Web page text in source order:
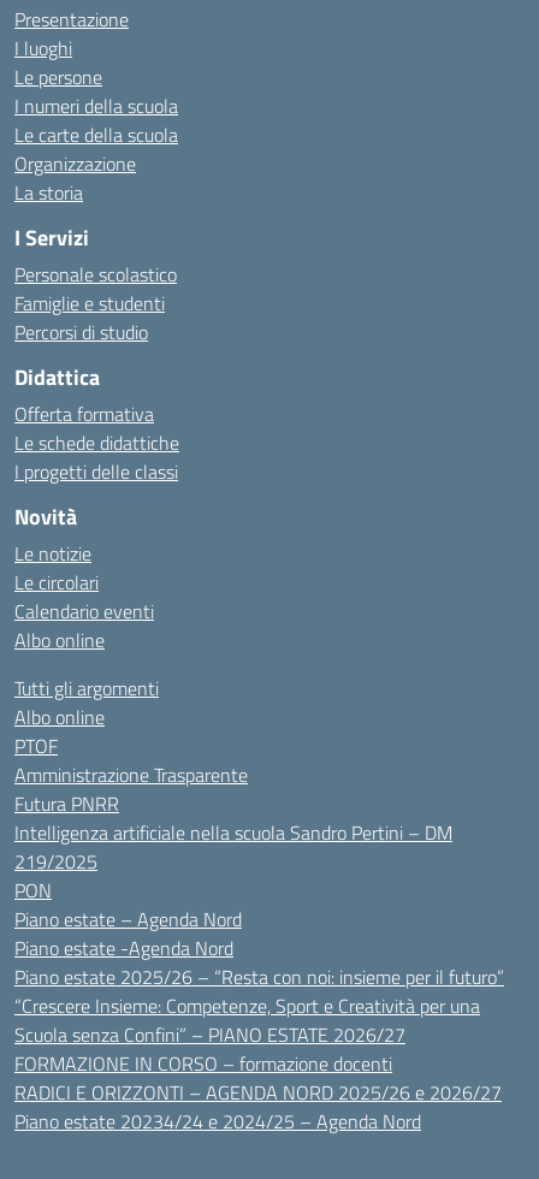
Presentazione
I luoghi
Le persone
I numeri della scuola
Le carte della scuola
Organizzazione
La storia
I Servizi
Personale scolastico
Famiglie e studenti
Percorsi di studio
Didattica
Offerta formativa
Le schede didattiche
I progetti delle classi
Novità
Le notizie
Le circolari
Calendario eventi
Albo online
Tutti gli argomenti
Albo online
PTOF
Amministrazione Trasparente
Futura PNRR
Intelligenza artificiale nella scuola Sandro Pertini – DM
219/2025
PON
Piano estate – Agenda Nord
Piano estate -Agenda Nord
Piano estate 2025/26 – “Resta con noi: insieme per il futuro”
“Crescere Insieme: Competenze, Sport e Creatività per una
Scuola senza Confini” – PIANO ESTATE 2026/27
FORMAZIONE IN CORSO – formazione docenti
RADICI E ORIZZONTI – AGENDA NORD 2025/26 e 2026/27
Piano estate 20234/24 e 2024/25 – Agenda Nord